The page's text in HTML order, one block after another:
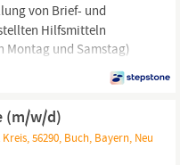
von Brief- und
Hilfsmitteln
Montag und Samstag)
bspw.
Pkw-Führerschein Du bist
für Pakete und
(m/w/d)
56290, Buch, Bayern, Neu